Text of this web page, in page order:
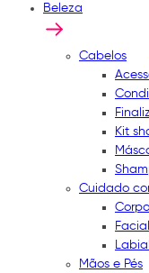
Beleza
Cabelos
Kit
Cuidado
Facial
Labial
Mãos e Pés